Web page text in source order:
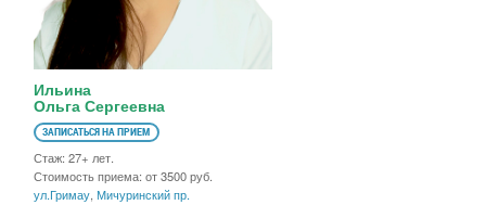
Ильина
Ольга Сергеевна
ЗАПИСАТЬСЯ НА ПРИЕМ
Стаж: 27+ лет.
Стоимость приема: от 3500 руб.
ул.Гримау, Мичуринский пр.